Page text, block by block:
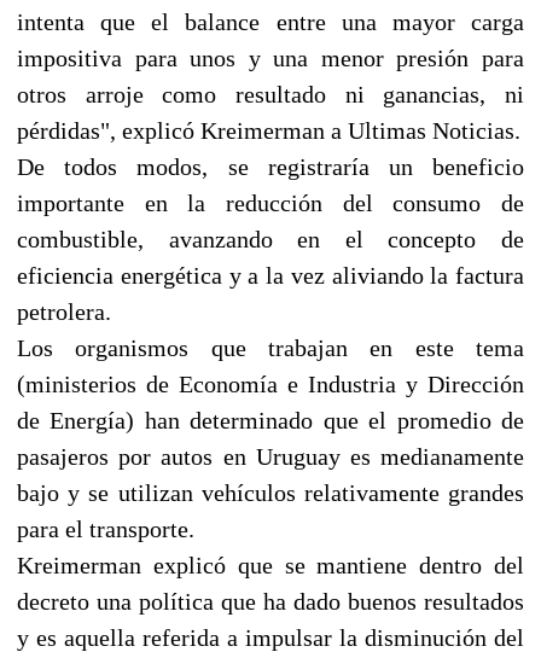
intenta que el balance entre una mayor carga
impositiva para unos y una menor presión para
otros arroje como resultado ni ganancias, ni
pérdidas", explicó Kreimerman a Ultimas Noticias.
De todos modos, se registraría un beneficio
importante en la reducción del consumo de
combustible, avanzando en el concepto de
eficiencia energética y a la vez aliviando la factura
petrolera.
Los organismos que trabajan en este tema
(ministerios de Economía e Industria y Dirección
de Energía) han determinado que el promedio de
pasajeros por autos en Uruguay es medianamente
bajo y se utilizan vehículos relativamente grandes
para el transporte.
Kreimerman explicó que se mantiene dentro del
decreto una política que ha dado buenos resultados
y es aquella referida a impulsar la disminución del